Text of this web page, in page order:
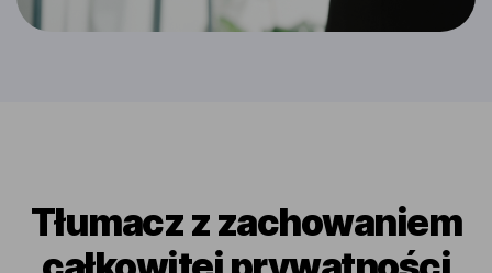
Tłumacz z zachowaniem